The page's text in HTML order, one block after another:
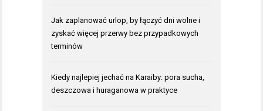
Jak zaplanować urlop, by łączyć dni wolne i
zyskać więcej przerwy bez przypadkowych
terminów
Kiedy najlepiej jechać na Karaiby: pora sucha,
deszczowa i huraganowa w praktyce